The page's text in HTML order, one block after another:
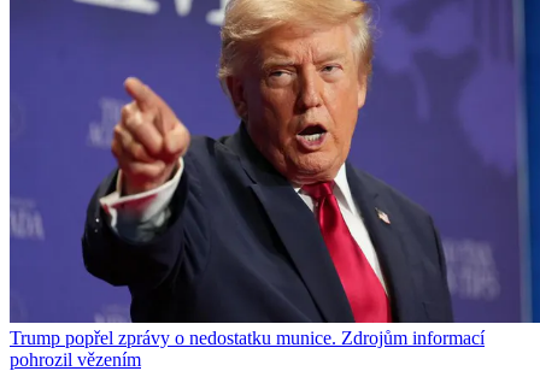
Trump popřel zprávy o nedostatku munice. Zdrojům informací
pohrozil vězením